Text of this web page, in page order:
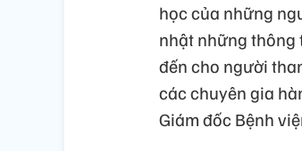
học của những
nhật những thông
đến cho người
các chuyên gia
Giám đốc Bệnh